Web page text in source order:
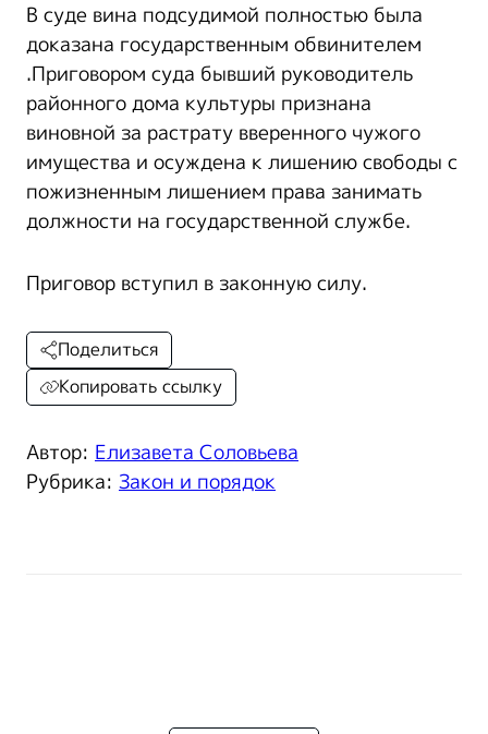
В суде вина подсудимой полностью была
доказана государственным обвинителем
.Приговором суда бывший руководитель
районного дома культуры признана
виновной за растрату вверенного чужого
имущества и осуждена к лишению свободы с
пожизненным лишением права занимать
должности на государственной службе.
Приговор вступил в законную силу.
Автор: Елизавета Соловьева
Рубрика: Закон и порядок
Поделиться
Копировать ссылку